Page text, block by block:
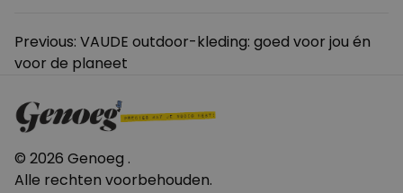
Bericht
navigatie
Previous: VAUDE outdoor-kleding: goed voor jou én
voor de planeet
© 2026 Genoeg .
Alle rechten voorbehouden.